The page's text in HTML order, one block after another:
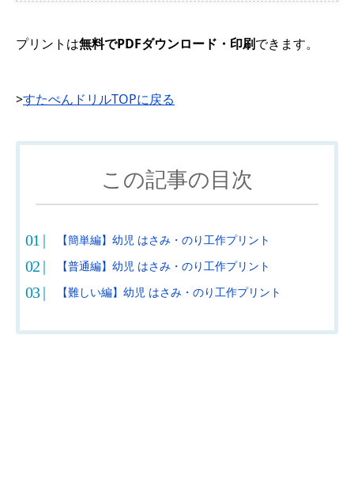
プリントは無料でPDFダウンロード・印刷できます。
>すたぺんドリルTOPに戻る
この記事の目次
【簡単編】幼児 はさみ・のり工作プリント
【普通編】幼児 はさみ・のり工作プリント
【難しい編】幼児 はさみ・のり工作プリント